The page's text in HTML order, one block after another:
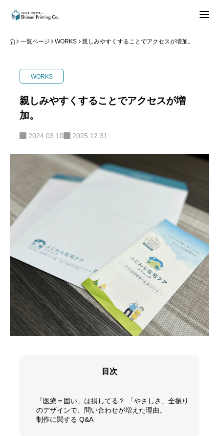
できること
事業内容
お問合せ
Instagram
個人情報保護方針
会社概要
マイページ
一覧ページ WORKS 親しみやすくすることでアクセスが増加。
WORKS
親しみやすくすることでアクセスが増
加。
2024.03.10 2025.12.31
目次
「医療＝固い」は損してる？ 「やさしさ」全振り
のデザインで、問い合わせが増えた理由。
制作に関する Q&A